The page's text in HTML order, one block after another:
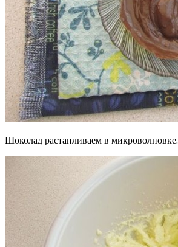
Шоколад растапливаем в микроволновке.